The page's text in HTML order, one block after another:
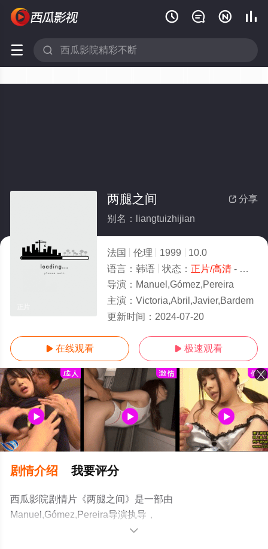
   
 
 分享
两腿之间
别名：liangtuizhijian
法国 伦理 1999
10.0
语言： 韩语 状态： 正片/高清- 免费在线观看
导演： Manuel,Gómez,Pereira
主演： Victoria,Abril,Javier,Bardem
更新时间： 2024-07-20
 在线观看  极速观看
剧情介绍 我要评分
西瓜影院剧情片《两腿之间》是一部由
Manuel,Gómez,Pereira导演执导，
Victoria,Abril,Javier,Bardem等演员精彩演绎的法国电影，
